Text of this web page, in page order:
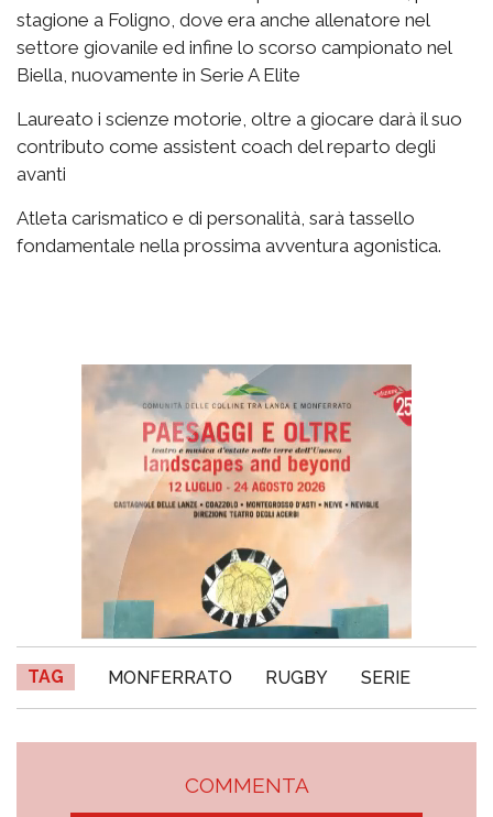
stagione a Foligno, dove era anche allenatore nel
settore giovanile ed infine lo scorso campionato nel
Biella, nuovamente in Serie A Elite
Laureato i scienze motorie, oltre a giocare darà il suo
contributo come assistent coach del reparto degli
avanti
Atleta carismatico e di personalità, sarà tassello
fondamentale nella prossima avventura agonistica.
TAG MONFERRATO RUGBY SERIE
COMMENTA